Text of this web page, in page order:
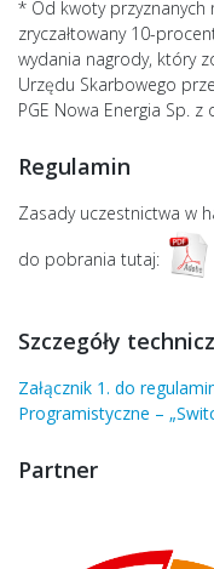
* Od kwoty
zryczałtowany 10-
wydania nagrody, który
Urzędu Skarbowego
PGE Nowa Energia Sp. z
Regulamin
Zasady uczestnictwa w
do pobrania tutaj:
Szczegóły
Załącznik 1. do
Programistyczne –
Partner